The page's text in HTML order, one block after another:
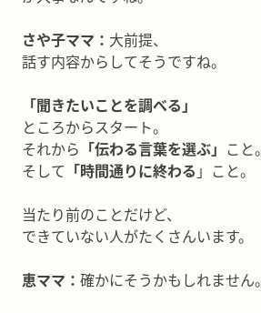
さや子ママ： 大前提、
話す内容からしてそうですね。
「聞きたいことを調べる」
ところからスタート。
それから 「伝わる言葉を選ぶ」 こと。
そして 「時間通りに終わる 」こと。
当たり前のことだけど、
できていない人がたくさんいます。
恵ママ： 確かにそうかもしれません。